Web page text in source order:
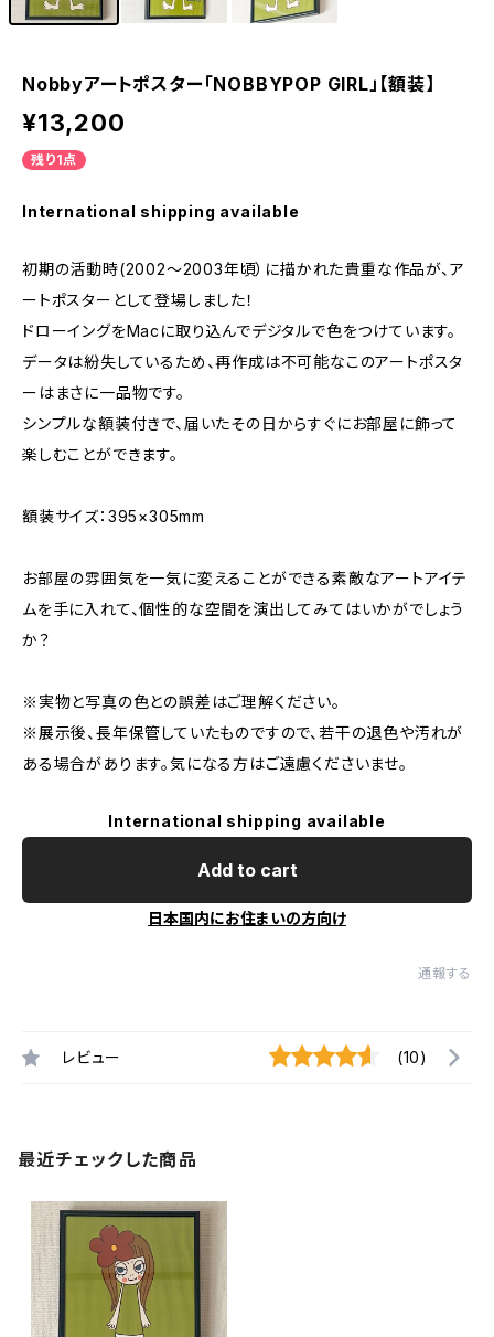
Nobbyアートポスター「NOBBYPOP GIRL」【額装】
¥13,200
残り1点
International shipping available
初期の活動時(2002〜2003年頃）に描かれた貴重な作品が、ア
ートポスターとして登場しました！
ドローイングをMacに取り込んでデジタルで色をつけています。
データは紛失しているため、再作成は不可能なこのアートポスタ
ーはまさに一品物です。
シンプルな額装付きで、届いたその日からすぐにお部屋に飾って
楽しむことができます。
額装サイズ：395×305mm
お部屋の雰囲気を一気に変えることができる素敵なアートアイテ
ムを手に入れて、個性的な空間を演出してみてはいかがでしょう
か？
※実物と写真の色との誤差はご理解ください。
※展示後、長年保管していたものですので、若干の退色や汚れが
ある場合があります。気になる方はご遠慮くださいませ。
International shipping available
Add to cart
日本国内にお住まいの方向け
通報する
レビュー (10)
最近チェックした商品